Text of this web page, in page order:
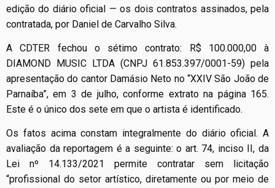
edição do diário oficial — os dois contratos assinados, pela
contratada, por Daniel de Carvalho Silva.
A CDTER fechou o sétimo contrato: R$ 100.000,00 à
DIAMOND MUSIC LTDA (CNPJ 61.853.397/0001-59) pela
apresentação do cantor Damásio Neto no “XXIV São João de
Parnaíba”, em 3 de julho, conforme extrato na página 165.
Este é o único dos sete em que o artista é identificado.
Os fatos acima constam integralmente do diário oficial. A
avaliação da reportagem é a seguinte: o art. 74, inciso II, da
Lei nº 14.133/2021 permite contratar sem licitação
“profissional do setor artístico, diretamente ou por meio de